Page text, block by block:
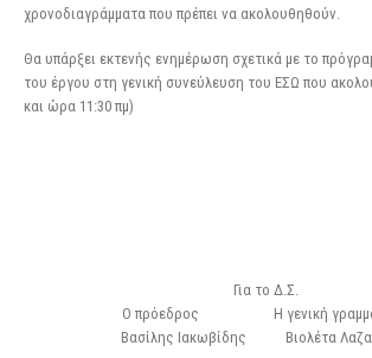
χρονοδιαγράμματα που πρέπει να ακολουθηθούν.
Θα υπάρξει εκτενής ενημέρωση σχετικά με το
του έργου στη γενική συνεύλευση του ΕΣΩ που
και ώρα 11:30 πμ)
Για το Δ.Σ.
Ο πρόεδρος Η γενική
Βασίλης Ιακωβίδης Βιολέτα